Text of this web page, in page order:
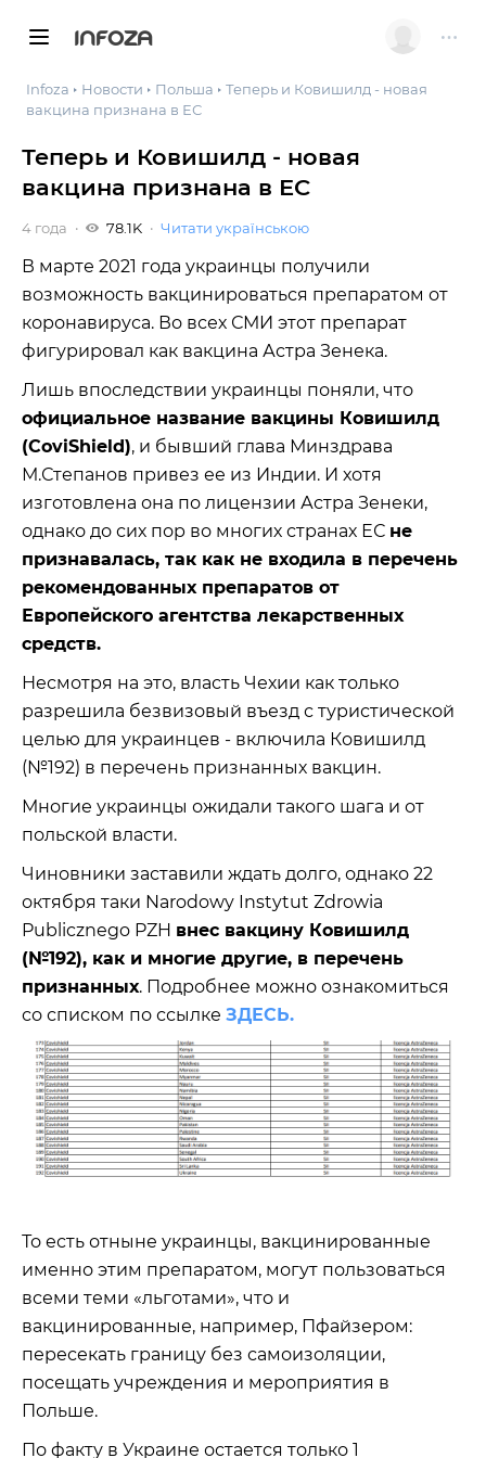
INFOZA
Infoza Новости Польша
Теперь и Ковишилд - новая
вакцина признана в ЕС
Теперь и Ковишилд - новая
вакцина признана в ЕС
4 года 78.1K Читати українською
В марте 2021 года украинцы получили
возможность вакцинироваться препаратом от
коронавируса. Во всех СМИ этот препарат
фигурировал как вакцина Астра Зенека.
Лишь впоследствии украинцы поняли, что
официальное название вакцины Ковишилд
(CoviShield), и бывший глава Минздрава
М.Степанов привез ее из Индии. И хотя
изготовлена ​​она по лицензии Астра Зенеки,
однако до сих пор во многих странах ЕС не
признавалась, так как не входила в перечень
рекомендованных препаратов от
Европейского агентства лекарственных
средств.
Несмотря на это, власть Чехии как только
разрешила безвизовый въезд с туристической
целью для украинцев - включила Ковишилд
(№192) в перечень признанных вакцин.
Многие украинцы ожидали такого шага и от
польской власти.
Чиновники заставили ждать долго, однако 22
октября таки Narodowy Instytut Zdrowia
Publicznego PZH внес вакцину Ковишилд
(№192), как и многие другие, в перечень
признанных. Подробнее можно ознакомиться
со списком по ссылке ЗДЕСЬ.
То есть отныне украинцы, вакцинированные
именно этим препаратом, могут пользоваться
всеми теми «льготами», что и
вакцинированные, например, Пфайзером:
пересекать границу без самоизоляции,
посещать учреждения и мероприятия в
Польше.
По факту в Украине остается только 1